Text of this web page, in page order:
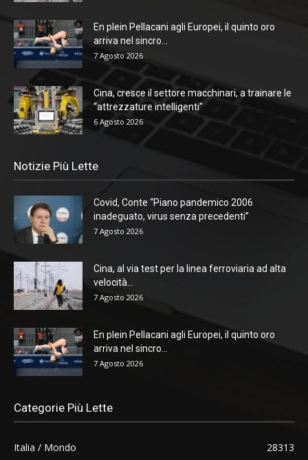
En plein Pellacani agli Europei, il quinto oro
arriva nel sincro...
7 Agosto 2026
Cina, cresce il settore macchinari, a trainare le
“attrezzature intelligenti”
6 Agosto 2026
Notizie Più Lette
Covid, Conte “Piano pandemico 2006
inadeguato, virus senza precedenti”
7 Agosto 2026
Cina, al via test per la linea ferroviaria ad alta
velocità...
7 Agosto 2026
En plein Pellacani agli Europei, il quinto oro
arriva nel sincro...
7 Agosto 2026
Categorie Più Lette
Italia / Mondo
28313